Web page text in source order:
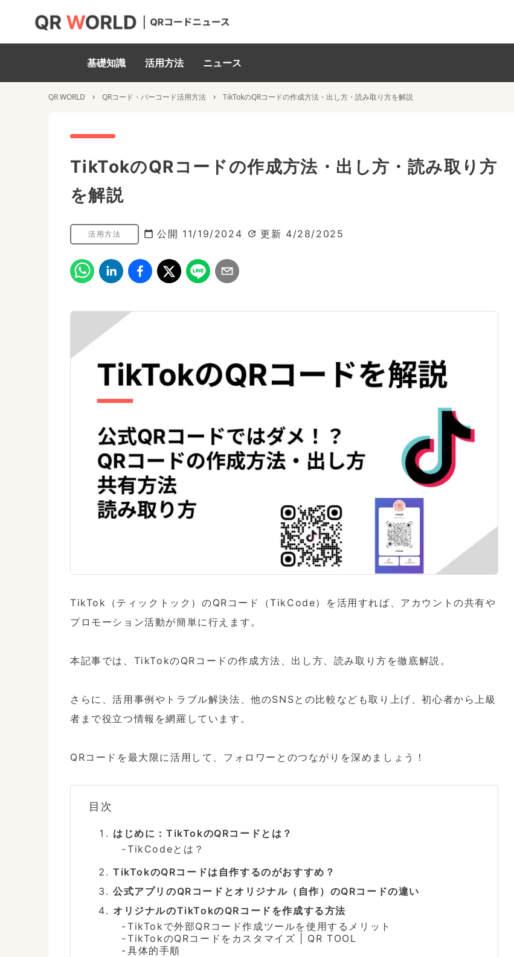
基礎知識 活用方法 ニュース
QR WORLD QRコード・バーコード活用方法 TikTokのQRコードの作成方法・出し方・読み取り方を解説
TikTokのQRコードの作成方法・出し方・読み取り方
を解説
活用方法 公開 11/19/2024 更新 4/28/2025
TikTok（ティックトック）のQRコード（TikCode）を活用すれば、アカウントの共有や
プロモーション活動が簡単に行えます。
本記事では、TikTokのQRコードの作成方法、出し方、読み取り方を徹底解説。
さらに、活用事例やトラブル解決法、他のSNSとの比較なども取り上げ、初心者から上級
者まで役立つ情報を網羅しています。
QRコードを最大限に活用して、フォロワーとのつながりを深めましょう！
目次
はじめに：TikTokのQRコードとは？
TikCodeとは？
TikTokのQRコードは自作するのがおすすめ？
公式アプリのQRコードとオリジナル（自作）のQRコードの違い
オリジナルのTikTokのQRコードを作成する方法
TikTokで外部QRコード作成ツールを使用するメリット
TikTokのQRコードをカスタマイズ | QR TOOL
具体的手順